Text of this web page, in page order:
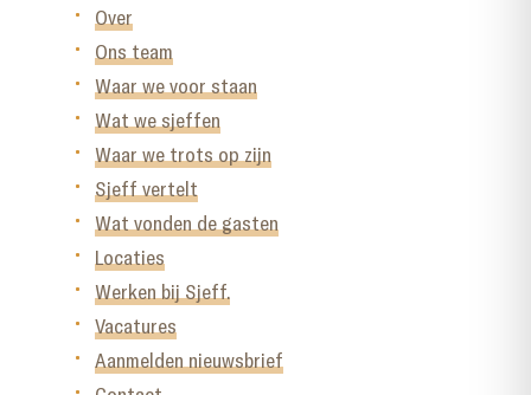
Over
Ons team
Waar we voor staan
Wat we sjeffen
Waar we trots op zijn
Sjeff vertelt
Wat vonden de gasten
Locaties
Werken bij Sjeff.
Vacatures
Aanmelden nieuwsbrief